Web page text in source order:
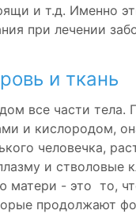
и т.д. Именно
при лечении
и ткань
все части тела.
и кислородом,
человечка,
и стволовые
матери - это то,
продолжают